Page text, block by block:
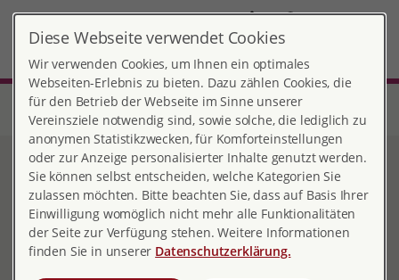
DE
Start Niedersachsen
Beratungsstelle Oldenburg
Sexuelle Bildung
Sexuelle Bildung
Angebote der Sexuellen Bildung
Diese Webseite verwendet Cookies
Wir verwenden Cookies, um Ihnen ein optimales
Webseiten-Erlebnis zu bieten. Dazu zählen Cookies, die
für den Betrieb der Webseite im Sinne unserer
Vereinsziele notwendig sind, sowie solche, die lediglich zu
anonymen Statistikzwecken, für Komforteinstellungen
oder zur Anzeige personalisierter Inhalte genutzt werden.
Sie können selbst entscheiden, welche Kategorien Sie
zulassen möchten. Bitte beachten Sie, dass auf Basis Ihrer
Einwilligung womöglich nicht mehr alle Funktionalitäten
der Seite zur Verfügung stehen. Weitere Informationen
finden Sie in unserer Datenschutzerklärung.